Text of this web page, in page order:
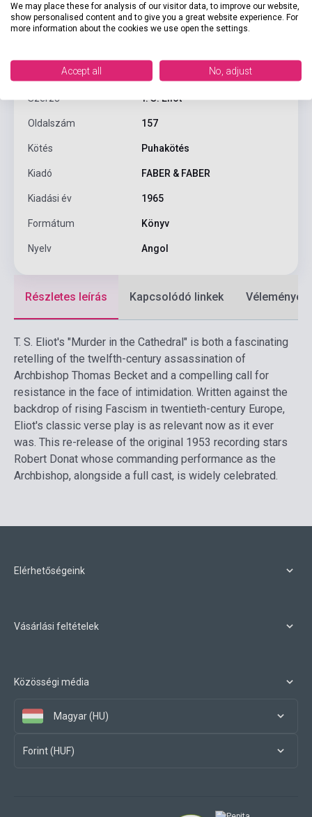
Termékjellemzők
9780571063277
Szerző T. S. Eliot
Oldalszám 157
Kötés Puhakötés
Kiadó FABER & FABER
Kiadási év 1965
Formátum Könyv
Nyelv Angol
Részletes leírás Kapcsolódó linkek Vélemények
T. S. Eliot's "Murder in the Cathedral" is both a fascinating
retelling of the twelfth-century assassination of
Archbishop Thomas Becket and a compelling call for
resistance in the face of intimidation. Written against the
backdrop of rising Fascism in twentieth-century Europe,
Eliot's classic verse play is as relevant now as it ever
was. This re-release of the original 1953 recording stars
Robert Donat whose commanding performance as the
Archbishop, alongside a full cast, is widely celebrated.
Elérhetőségeink
Vásárlási feltételek
Közösségi média
Magyar (HU)
Forint (HUF)
We may place these for analysis of our visitor data, to improve our website,
show personalised content and to give you a great website experience. For
more information about the cookies we use open the settings.
Accept all No, adjust